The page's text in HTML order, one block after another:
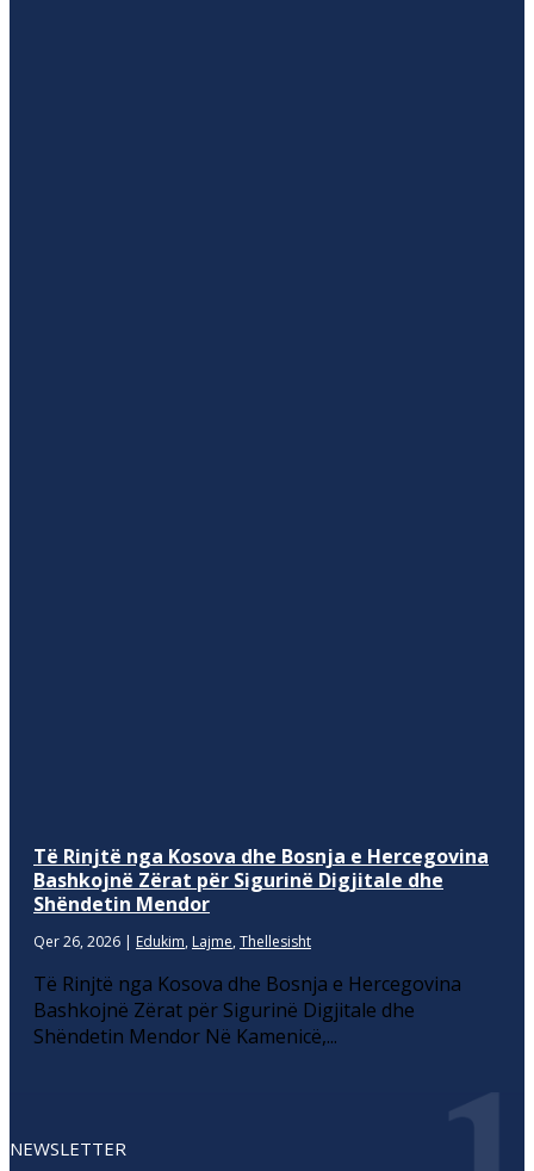
Të Rinjtë nga Kosova dhe Bosnja e Hercegovina
Bashkojnë Zërat për Sigurinë Digjitale dhe
Shëndetin Mendor
Qer 26, 2026 | Edukim, Lajme, Thellesisht
Të Rinjtë nga Kosova dhe Bosnja e Hercegovina
Bashkojnë Zërat për Sigurinë Digjitale dhe
Shëndetin Mendor Në Kamenicë,...
NEWSLETTER